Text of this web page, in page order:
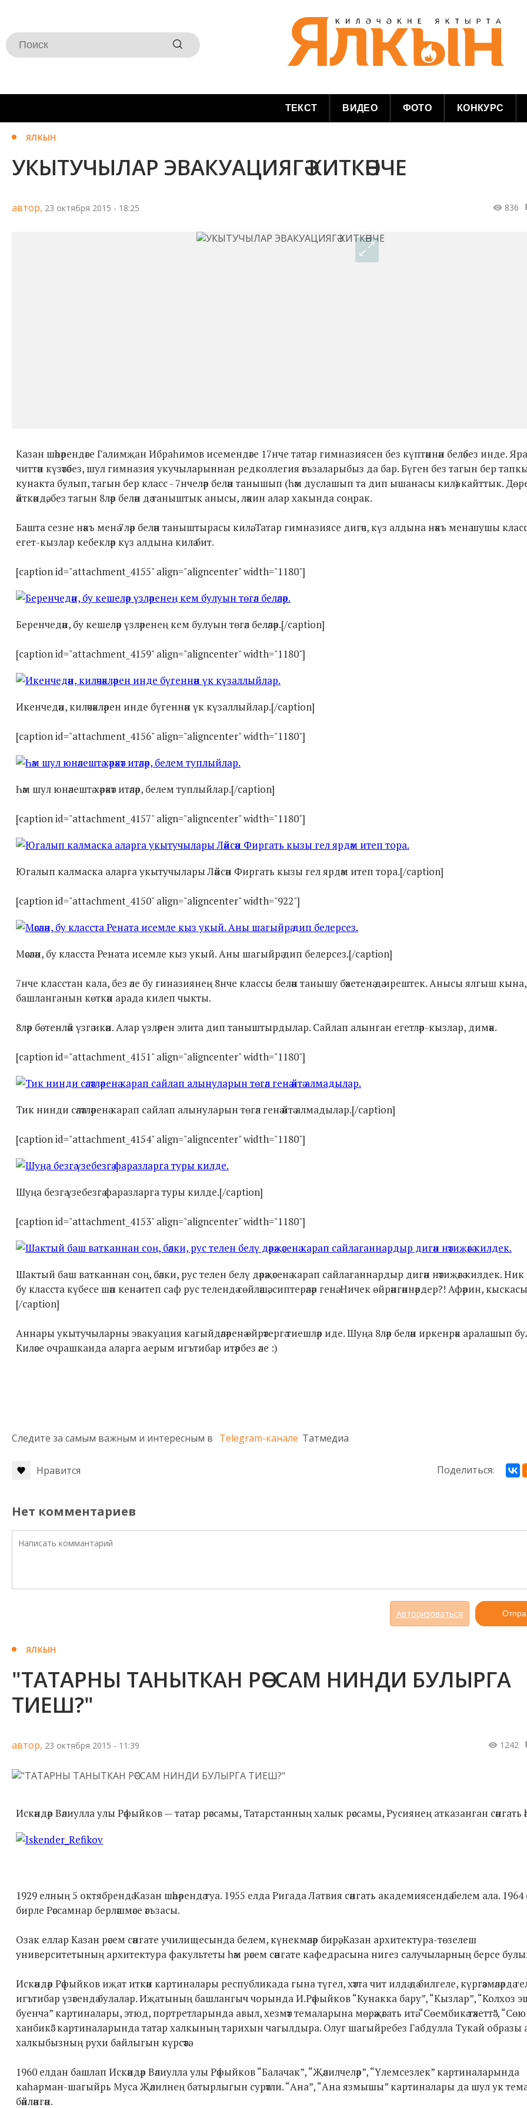
ТЕКСТ ВИДЕО ФОТО КОНКУРС
ЯЛКЫН
УКЫТУЧЫЛАР ЭВАКУАЦИЯГӘ КИТКӘНЧЕ
автор, 23 октября 2015 - 18:25 836
Казан шәһәрендәге Галимҗан Ибраһимов исемендәге 17нче татар гимназиясен без күптәннән беләбез инде.
читтән күзәтәбез, шул гимназия укучыларыннан редколлегия әгъзаларыбыз да бар. Бүген без тагын бер
кунакта булып, тагын бер класс - 7нчеләр белән танышып (һәм дуслашып та дип ышанасы килә) кайттык.
әйткәндә, без тагын 8ләр белән дә таныштык анысы, ләкин алар хакында соңрак.
Башта сезне нәкъ менә 7ләр белән таныштырасы килә. Татар гимназиясе дигәч, күз алдына нәкъ менә шушы
егет-кызлар кебекләр күз алдына килә бит.
[caption id="attachment_4155" align="aligncenter" width="1180"]
Беренчедән, бу кешеләр үзләренең кем булуын төгәл беләләр.[/caption]
[caption id="attachment_4159" align="aligncenter" width="1180"]
Икенчедән, киләчәкләрен инде бүгеннән үк күзаллыйлар.[/caption]
[caption id="attachment_4156" align="aligncenter" width="1180"]
Һәм шул юнәлештә хәрәкәт итәләр, белем туплыйлар.[/caption]
[caption id="attachment_4157" align="aligncenter" width="1180"]
Югалып калмаска аларга укытучылары Ләйсән Фиргать кызы гел ярдәм итеп тора.[/caption]
[caption id="attachment_4150" align="aligncenter" width="922"]
Мәсәлән, бу класста Рената исемле кыз укый. Аны шагыйрә дип белерсез.[/caption]
7нче класстан кала, без әле бу гиназиянең 8нче классы белән танышу бәхетенә дә ирештек. Анысы ялгыш
башланганын көткән арада килеп чыкты.
8ләр бөтенләй үзгә икән. Алар үзләрен элита дип таныштырдылар. Сайлап алынган егетләр-кызлар, димәк.
[caption id="attachment_4151" align="aligncenter" width="1180"]
Тик нинди сәләтләренә карап сайлап алынуларын төгәл генә әйтә алмадылар.[/caption]
[caption id="attachment_4154" align="aligncenter" width="1180"]
Шуңа безгә үзебезгә фаразларга туры килде.[/caption]
[caption id="attachment_4153" align="aligncenter" width="1180"]
Шактый баш ватканнан соң, бәлки, рус телен белү дәрәҗәсенә карап сайлаганнардыр дигән нәтиҗәгә килдек. Ник
бу класста күбесе шәп кенә итеп саф рус телендә сөйләшә, сиптерәләр генә. Ничек өйрәнгәннәрдер?! Афәрин,
[/caption]
Аннары укытучыларны эвакуация кагыйдәләренә өйрәтергә тиешләр иде. Шуңа 8ләр белән иркенрәк аралашып
Киләсе очрашканда аларга аерым игътибар итәрбез әле :)
Следите за самым важным и интересным в Telegram-канале Татмедиа
Нравится Поделиться:
Нет комментариев
Авторизоваться
ЯЛКЫН
"ТАТАРНЫ ТАНЫТКАН РӘССАМ НИНДИ БУЛЫРГА
ТИЕШ?"
автор, 23 октября 2015 - 11:39 1242
Искәндәр Вәлиулла улы Рәфыйков — татар рәссамы, Татарстанның халык рәссамы, Русиянең атказанган сәнгать
1929 елның 5 октябрендә Казан шәһәрендә туа. 1955 елда Ригада Латвия сәнгать академиясендә белем ала.
бирле Рәссамнар берләшмәсе әгъзасы.
Озак еллар Казан рәсем сәнгате училищесында белем, күнекмәләр бирә, Казан архитектура-төзелеш
университетының архитектура факультеты һәм рәсем сәнгате кафедрасына нигез салучыларның берсе
Искәндәр Рәфыйков иҗат иткән картиналары республикада гына түгел, хәтта чит илдә дә билгеле, күргәзмәләрдә
игътибар үзәгендә булалар. Иҗатының башлангыч чорында И.Рәфыйков “Кунакка бару”, “Кызлар”, “Колхоз
буенча” картиналары, этюд, портретларында авыл, хезмәт темаларына мөрәҗәгать итә. “Сөембикә тәхеттә”,
ханбикә” картиналарында татар халкының тарихын чагылдыра. Олуг шагыйребез Габдулла Тукай образы
халкыбызның рухи байлыгын күрсәтә.
1960 елдан башлап Искәндәр Вәлиулла улы Рәфыйков “Балачак”, “Җәлилчеләр”, “Үлемсезлек” картиналарында
каһарман-шагыйрь Муса Җәлилнең батырлыгын сурәтли. “Ана”, “Ана язмышы” картиналары да шул ук тема
бәйләнгән.